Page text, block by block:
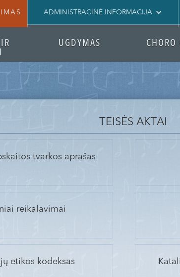
ADMINISTRACINĖ INFORMACIJA
UGDYMAS CHORO
TEISĖS AKTAI
tvarkos aprašas
reikalavimai
etikos kodeksas